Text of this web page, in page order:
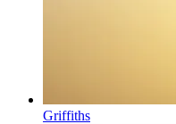
Griffiths